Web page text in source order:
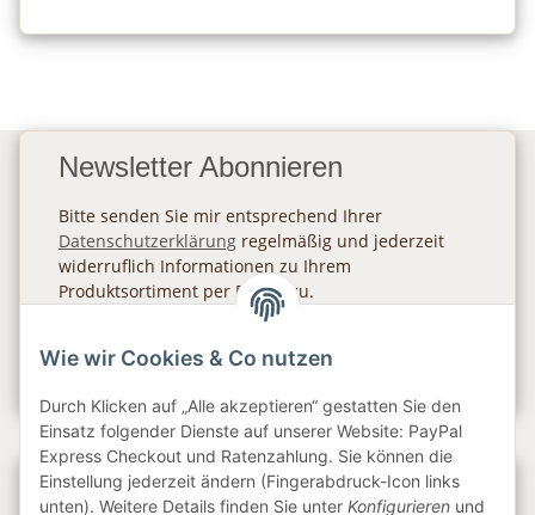
Newsletter Abonnieren
Bitte senden Sie mir entsprechend Ihrer
Datenschutzerklärung regelmäßig und jederzeit
widerruflich Informationen zu Ihrem
Produktsortiment per E-Mail zu.
Gesetzliche Informationen
Wie wir Cookies & Co nutzen
Durch Klicken auf „Alle akzeptieren“ gestatten Sie den
Einsatz folgender Dienste auf unserer Website: PayPal
Express Checkout und Ratenzahlung. Sie können die
Einstellung jederzeit ändern (Fingerabdruck-Icon links
unten). Weitere Details finden Sie unter Konfigurieren und